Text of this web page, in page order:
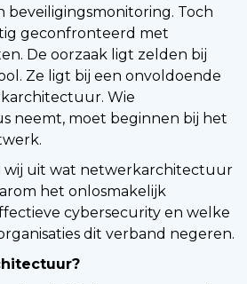
beveiligingsmonitoring. Toch
geconfronteerd met
De oorzaak ligt zelden bij
Ze ligt bij een onvoldoende
Wie
neemt, moet beginnen bij het
wij uit wat netwerkarchitectuur
het onlosmakelijk
cybersecurity en welke
dit verband negeren.